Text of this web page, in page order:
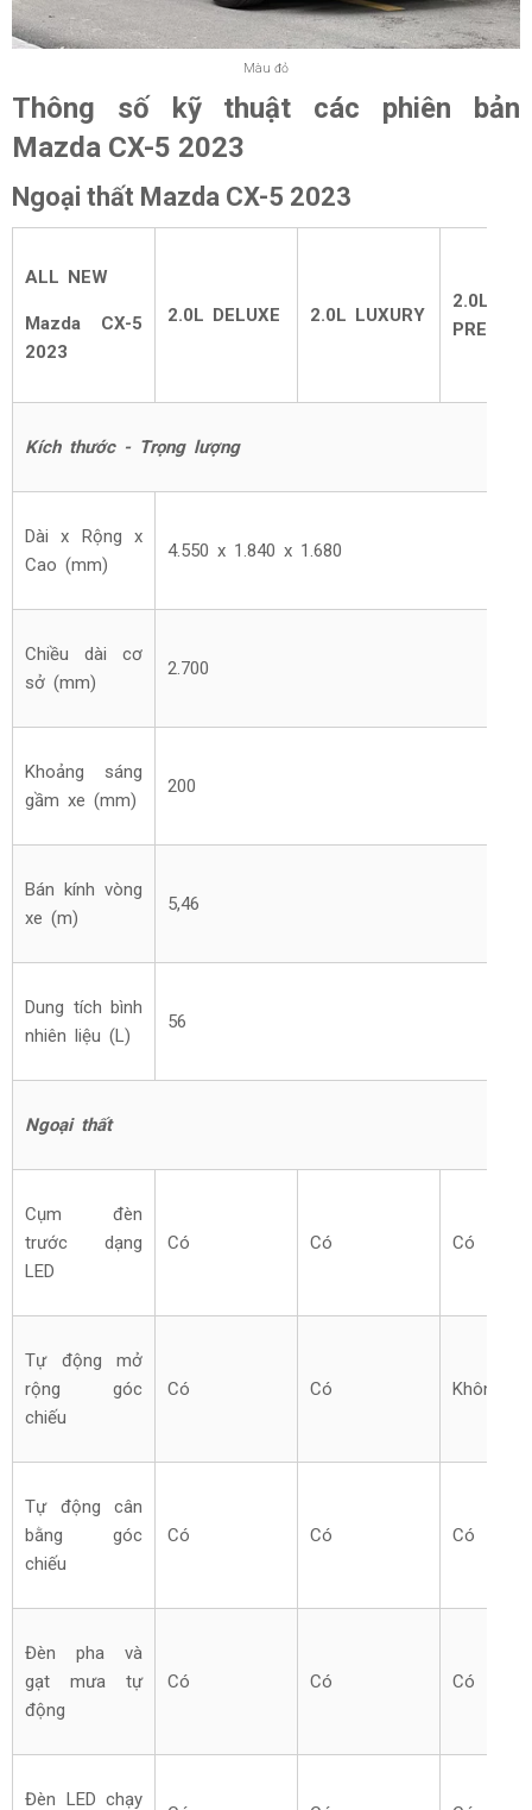
Màu đỏ
Thông số kỹ thuật các phiên bản
Mazda CX-5 2023
Ngoại thất Mazda CX-5 2023
ALL NEW
Mazda CX-5
2023
2.0L DELUXE 2.0L LUXURY
2.0L
Kích thước - Trọng lượng
Dài x Rộng x
Cao (mm)
4.550 x 1.840 x 1.680
Chiều dài cơ
sở (mm)
2.700
Khoảng sáng
gầm xe (mm)
200
Bán kính vòng
xe (m)
5,46
Dung tích bình
nhiên liệu (L)
56
Ngoại thất
Cụm đèn
trước dạng
LED
Có Có Có
Tự động mở
rộng góc
chiếu
Có Có Không
Tự động cân
bằng góc
chiếu
Có Có Có
Đèn pha và
gạt mưa tự
động
Có Có Có
Đèn LED chạy